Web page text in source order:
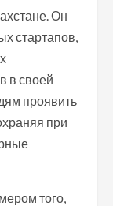
Он
стартапов,
в своей
проявить
при
того,